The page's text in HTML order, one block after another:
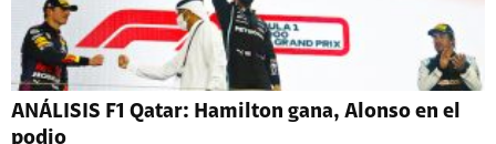
ANÁLISIS F1 Qatar: Hamilton gana, Alonso en el
podio